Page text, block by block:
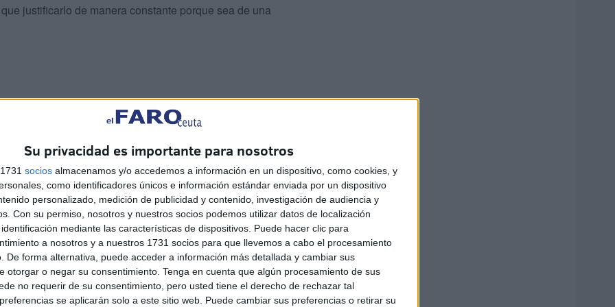
Su privacidad es importante para nosotros
socios almacenamos y/o accedemos a información en un dispositivo, como cookies, y
como identificadores únicos e información estándar enviada por un dispositivo
personalizado, medición de publicidad y contenido, investigación de audiencia y
Con su permiso, nosotros y nuestros socios podemos utilizar datos de localización
mediante las características de dispositivos. Puede hacer clic para
a nosotros y a nuestros 1731 socios para que llevemos a cabo el procesamiento
De forma alternativa, puede acceder a información más detallada y cambiar sus
otorgar o negar su consentimiento. Tenga en cuenta que algún procesamiento de sus
no requerir de su consentimiento, pero usted tiene el derecho de rechazar tal
se aplicarán solo a este sitio web. Puede cambiar sus preferencias o retirar su
justificarlo de manera constante porque sea de una
en la charca y viendo cómo a los demás les salpica
sus acciones y sin importarles el futuro de Ceuta
y acciones para salir adelante y no en dudar de
ellos ese concepto viene con etiquetas. Las que